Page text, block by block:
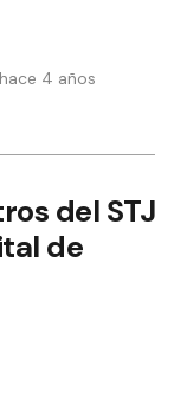
4 años
del STJ
de